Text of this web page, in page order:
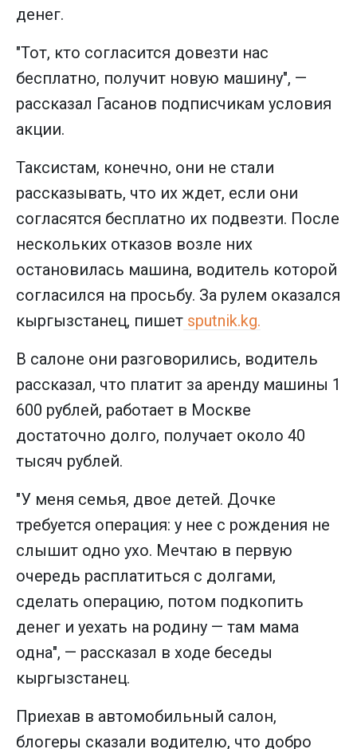
денег.
"Тот, кто согласится довезти нас
бесплатно, получит новую машину", —
рассказал Гасанов подписчикам условия
акции.
Таксистам, конечно, они не стали
рассказывать, что их ждет, если они
согласятся бесплатно их подвезти. После
нескольких отказов возле них
остановилась машина, водитель которой
согласился на просьбу. За рулем оказался
кыргызстанец, пишет sputnik.kg.
В салоне они разговорились, водитель
рассказал, что платит за аренду машины 1
600 рублей, работает в Москве
достаточно долго, получает около 40
тысяч рублей.
"У меня семья, двое детей. Дочке
требуется операция: у нее с рождения не
слышит одно ухо. Мечтаю в первую
очередь расплатиться с долгами,
сделать операцию, потом подкопить
денег и уехать на родину — там мама
одна", — рассказал в ходе беседы
кыргызстанец.
Приехав в автомобильный салон,
блогеры сказали водителю, что добро